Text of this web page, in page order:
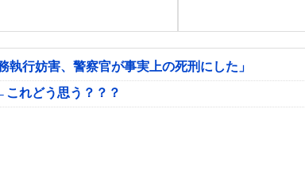
行妨害、警察官が事実上の死刑にした」
れどう思う？？？